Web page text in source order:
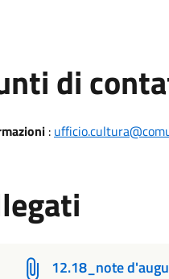
di
:
12.18_note